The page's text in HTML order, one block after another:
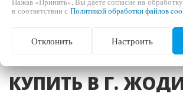
КУПИТЬ В Г.
в соответствии с Политикой обработки файлов
Отклонить Настроить